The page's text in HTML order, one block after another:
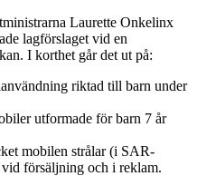
Laurette Onkelinx
lagförslaget vid en
I korthet går det ut på:
riktad till barn under
utformade för barn 7 år
mobilen strålar (i SAR-
försäljning och i reklam.